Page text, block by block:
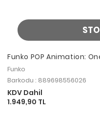
Funko POP Animation:
Edition
Funko
Barkodu : 889698556026
KDV Dahil
1.949,90 TL